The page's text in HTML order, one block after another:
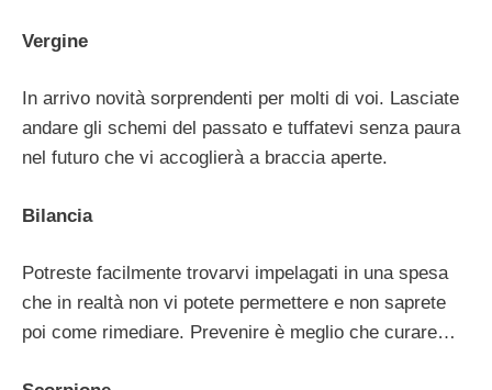
Vergine
In arrivo novità sorprendenti per molti di voi. Lasciate
andare gli schemi del passato e tuffatevi senza paura
nel futuro che vi accoglierà a braccia aperte.
Bilancia
Potreste facilmente trovarvi impelagati in una spesa
che in realtà non vi potete permettere e non saprete
poi come rimediare. Prevenire è meglio che curare…